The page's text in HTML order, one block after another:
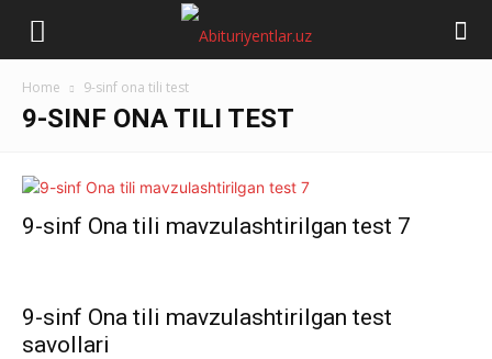
Home 9-sinf ona tili test
9-SINF ONA TILI TEST
9-sinf Ona tili mavzulashtirilgan test 7
9-sinf Ona tili mavzulashtirilgan test
savollari